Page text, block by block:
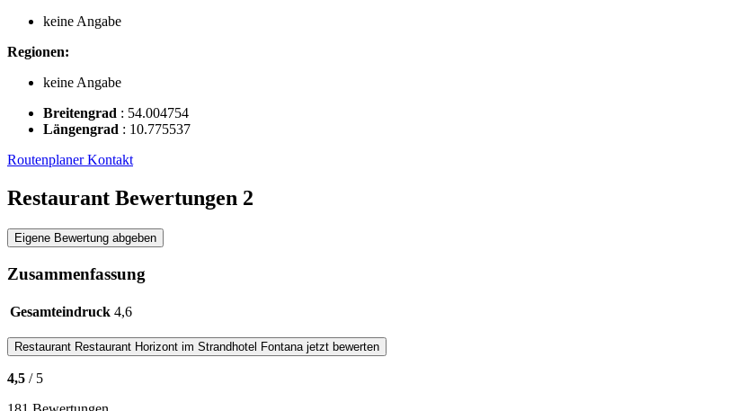
keine Angabe
Regionen:
keine Angabe
Breitengrad : 54.004754
Längengrad : 10.775537
RoutenplanerKontakt
Restaurant Bewertungen 2
Eigene Bewertung abgeben
Zusammenfassung
Gesamteindruck 4,6
Restaurant Restaurant Horizont im Strandhotel Fontana jetzt bewerten
4,5 / 5